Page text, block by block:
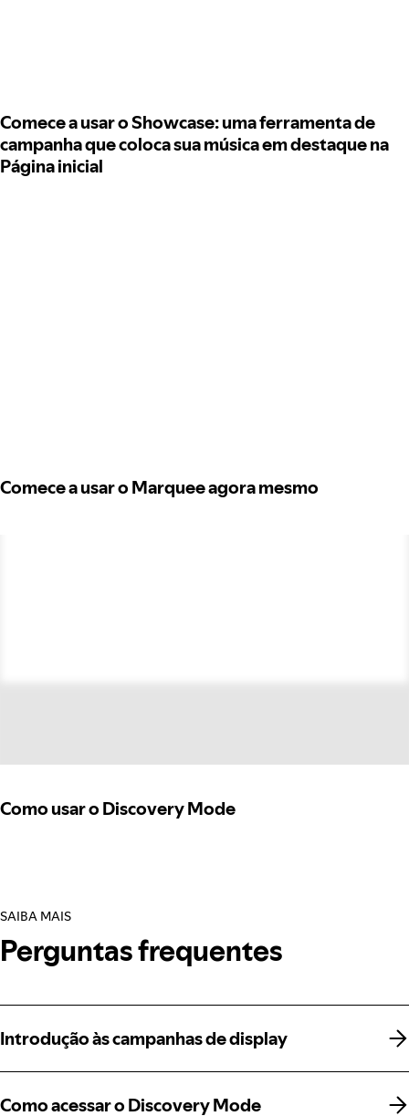
Comece a usar o Showcase: uma ferramenta de
campanha que coloca sua música em destaque na
Página inicial
Comece a usar o Marquee agora mesmo
Como usar o Discovery Mode
SAIBA MAIS
Perguntas frequentes
Introdução às campanhas de display
Introdução às campanhas de display
Como acessar o Discovery Mode
Como acessar o Discovery Mode